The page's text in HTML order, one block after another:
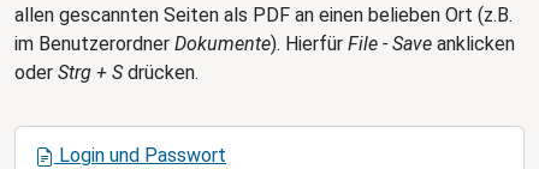
allen gescannten Seiten als PDF an einen belieben Ort (z.B.
im Benutzerordner Dokumente). Hierfür File - Save anklicken
oder Strg + Sdrücken.
Login und Passwort